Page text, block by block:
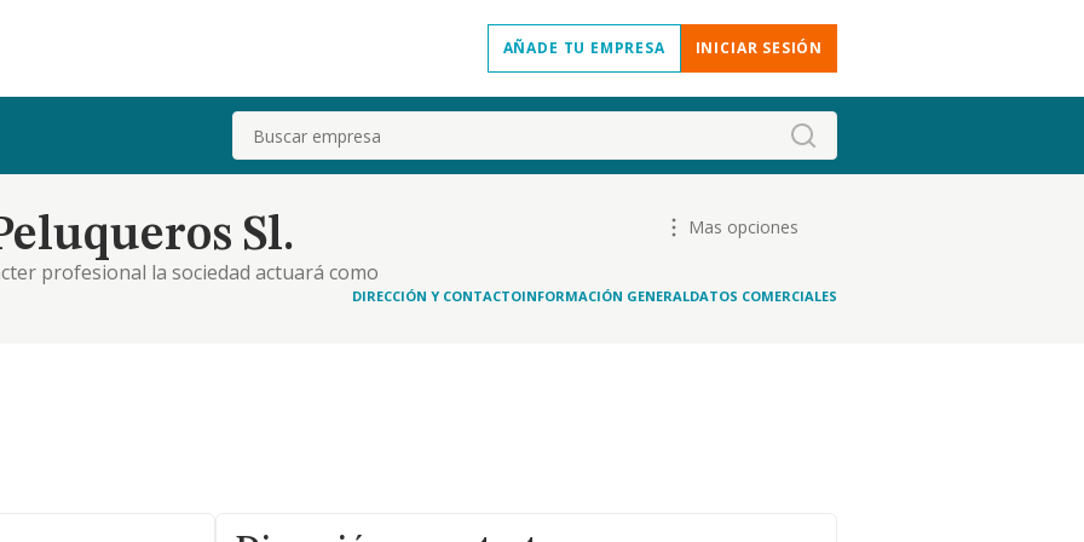
AÑADE TU EMPRESA INICIAR SESIÓN
Buscar
Sl.
profesional la sociedad actuará como
peluquería, estética, comercialización de
Mas opciones
DIRECCIÓN Y CONTACTOINFORMACIÓN GENERALDATOS COMERCIALES